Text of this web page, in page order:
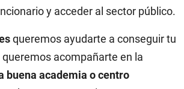
y acceder al sector público.
queremos ayudarte a conseguir tu
acompañarte en la
buena academia o centro